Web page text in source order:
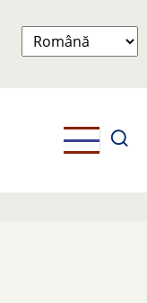
Select
your